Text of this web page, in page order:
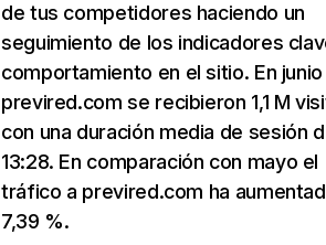
de tus competidores haciendo un
seguimiento de los indicadores
comportamiento en el sitio. En junio
previred.com se recibieron 1,1 M
con una duración media de sesión
13:28. En comparación con mayo el
tráfico a previred.com ha
7,39 %.